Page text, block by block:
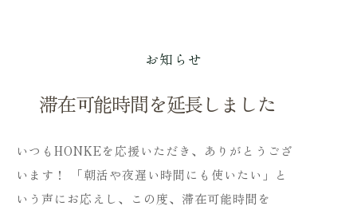
お知らせ
滞在可能時間を延長しました
いつもHONKEを応援いただき、ありがとうござ
います！ 「朝活や夜遅い時間にも使いたい」と
いう声にお応えし、この度、滞在可能時間を